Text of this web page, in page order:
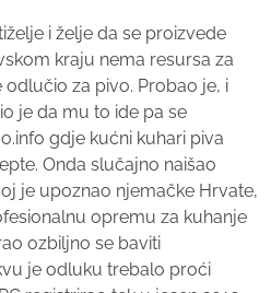
i želje da se proizvede
kraju nema resursa za
za pivo. Probao je, i
je da mu to ide pa se
gdje kućni kuhari piva
Onda slučajno naišao
je upoznao njemačke Hrvate,
opremu za kuhanje
ozbiljno se baviti
je odluku trebalo proći